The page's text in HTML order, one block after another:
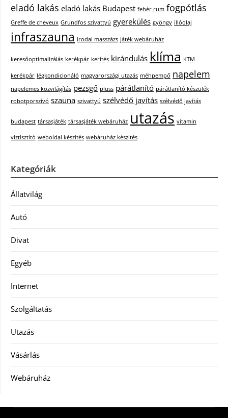
eladó lakás eladó lakás Budapest fehér rum fogpótlás
Greffe de cheveux Grundfos szivattyú gyerekülés gyöngy illóolaj
infraszauna irodai masszázs játék webáruház
keresőoptimalizálás kerékpár kerítés kirándulás klíma KTM
kerékpár légkondicionáló magyarországi utazás méhpempő napelem
napelemes közvilágítás pezsgő plüss párátlanító párátlanító készülék
robotporszívó szauna szivattyú szélvédő javítás szélvédő javítás
budapest társasjáték társasjáték webáruház utazás vitamin
víztisztító weboldal készítés webáruház készítés
Kategóriák
Állatvilág
Autó
Divat
Egyéb
Internet
Szolgáltatás
Utazás
Vásárlás
Webáruház